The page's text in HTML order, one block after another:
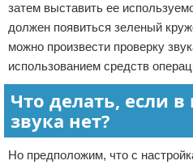
затем выставить ее
должен появиться зеленый
можно произвести проверку
использованием средств
Что делать, если
звука нет?
Но предположим, что с